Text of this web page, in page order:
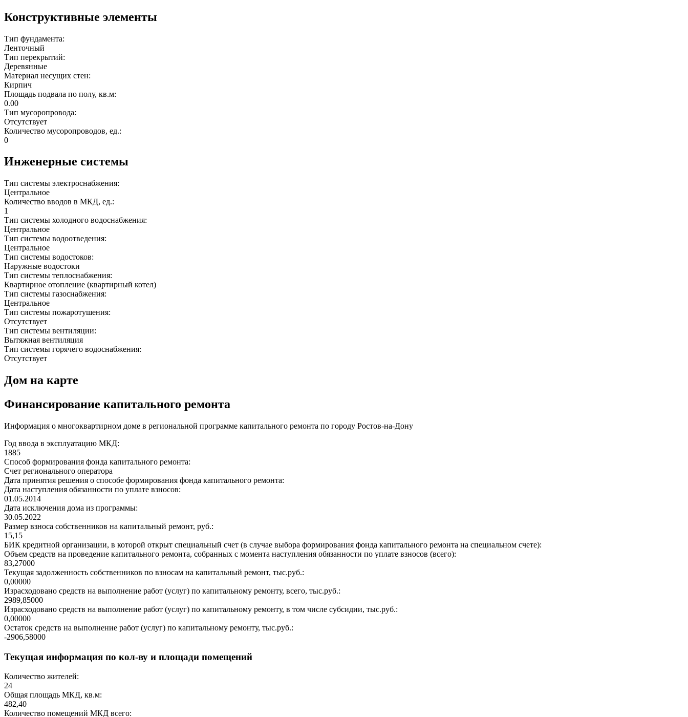
Конструктивные элементы
Тип фундамента:
Ленточный
Тип перекрытий:
Деревянные
Материал несущих стен:
Кирпич
Площадь подвала по полу, кв.м:
0.00
Тип мусоропровода:
Отсутствует
Количество мусоропроводов, ед.:
0
Инженерные системы
Тип системы электроснабжения:
Центральное
Количество вводов в МКД, ед.:
1
Тип системы холодного водоснабжения:
Центральное
Тип системы водоотведения:
Центральное
Тип системы водостоков:
Наружные водостоки
Тип системы теплоснабжения:
Квартирное отопление (квартирный котел)
Тип системы газоснабжения:
Центральное
Тип системы пожаротушения:
Отсутствует
Тип системы вентиляции:
Вытяжная вентиляция
Тип системы горячего водоснабжения:
Отсутствует
Дом на карте
Финансирование капитального ремонта
Информация о многоквартирном доме в региональной программе капитального ремонта по городу Ростов-на-Дону
Год ввода в эксплуатацию МКД:
1885
Способ формирования фонда капитального ремонта:
Счет регионального оператора
Дата принятия решения о способе формирования фонда капитального ремонта:
Дата наступления обязанности по уплате взносов:
01.05.2014
Дата исключения дома из программы:
30.05.2022
Размер взноса собственников на капитальный ремонт, руб.:
15,15
БИК кредитной организации, в которой открыт специальный счет (в случае выбора формирования фонда капитального ремонта на специальном счете):
Объем средств на проведение капитального ремонта, собранных с момента наступления обязанности по уплате взносов (всего):
83,27000
Текущая задолженность собственников по взносам на капитальный ремонт, тыс.руб.:
0,00000
Израсходовано средств на выполнение работ (услуг) по капитальному ремонту, всего, тыс.руб.:
2989,85000
Израсходовано средств на выполнение работ (услуг) по капитальному ремонту, в том числе субсидии, тыс.руб.:
0,00000
Остаток средств на выполнение работ (услуг) по капитальному ремонту, тыс.руб.:
-2906,58000
Текущая информация по кол-ву и площади помещений
Количество жителей:
24
Общая площадь МКД, кв.м:
482,40
Количество помещений МКД всего: